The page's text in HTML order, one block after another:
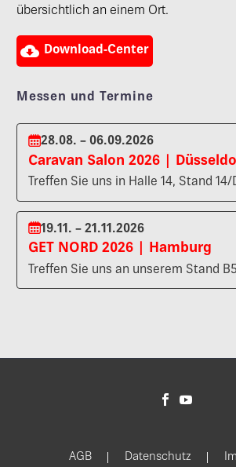
übersichtlich an einem Ort.
 Download-Center
Messen und Termine
28.08. – 06.09.2026
Caravan Salon 2026 |
Treffen Sie uns in Halle 14, Stand 14/
19.11. – 21.11.2026
GET NORD 2026 | Hamburg
Treffen Sie uns an unserem Stand
AGB Datenschutz